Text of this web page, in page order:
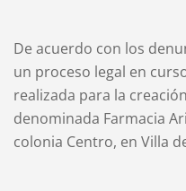
De acuerdo con los
un proceso legal en
realizada para la
denominada Farmacia
colonia Centro, en Villa